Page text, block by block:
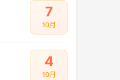
7
10月
4
10月